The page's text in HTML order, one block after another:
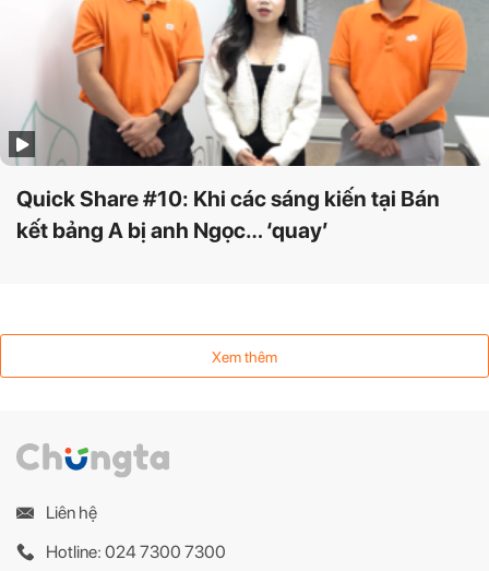
Quick Share #10: Khi các sáng kiến tại Bán
kết bảng A bị anh Ngọc… ‘quay’
Xem thêm
Liên hệ
Hotline: 024 7300 7300